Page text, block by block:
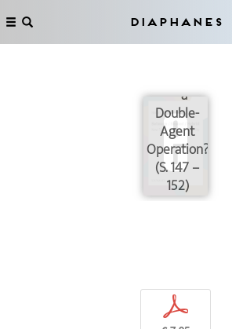
Diaphanes
—a
Double-
Agent
Operation?
(S. 147 –
152)
p